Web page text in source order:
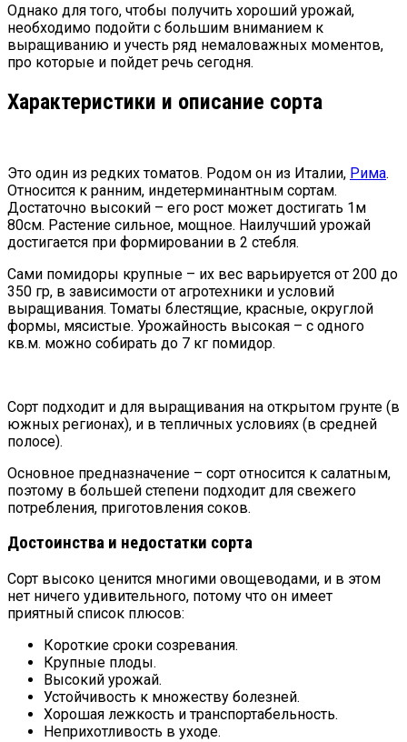
Однако для того, чтобы получить хороший урожай,
необходимо подойти с большим вниманием к
выращиванию и учесть ряд немаловажных моментов,
про которые и пойдет речь сегодня.
Характеристики и описание сорта
Это один из редких томатов. Родом он из Италии, Рима.
Относится к ранним, индетерминантным сортам.
Достаточно высокий – его рост может достигать 1м
80см. Растение сильное, мощное. Наилучший урожай
достигается при формировании в 2 стебля.
Сами помидоры крупные – их вес варьируется от 200 до
350 гр, в зависимости от агротехники и условий
выращивания. Томаты блестящие, красные, округлой
формы, мясистые. Урожайность высокая – с одного
кв.м. можно собирать до 7 кг помидор.
Сорт подходит и для выращивания на открытом грунте (в
южных регионах), и в тепличных условиях (в средней
полосе).
Основное предназначение – сорт относится к салатным,
поэтому в большей степени подходит для свежего
потребления, приготовления соков.
Достоинства и недостатки сорта
Сорт высоко ценится многими овощеводами, и в этом
нет ничего удивительного, потому что он имеет
приятный список плюсов:
Короткие сроки созревания.
Крупные плоды.
Высокий урожай.
Устойчивость к множеству болезней.
Хорошая лежкость и транспортабельность.
Неприхотливость в уходе.